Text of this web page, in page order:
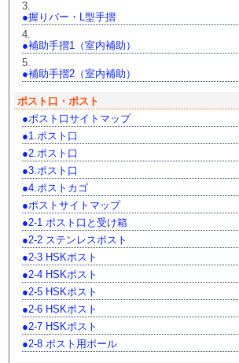
3.
握りバー・L型手摺
4.
補助手摺1（室内補助）
5.
補助手摺2（室内補助）
ポスト口・ポスト
ポスト口サイトマップ
1.ポスト口
2.ポスト口
3.ポスト口
4.ポストカゴ
ポストサイトマップ
2-1 ポスト口と受け箱
2-2 ステンレスポスト
2-3 HSKポスト
2-4 HSKポスト
2-5 HSKポスト
2-6 HSKポスト
2-7 HSKポスト
2-8 ポスト用ポール